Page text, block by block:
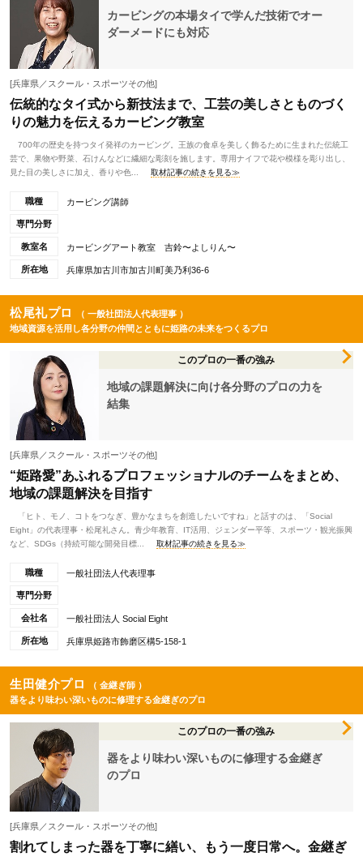
カービングの本場タイで学んだ技術でオー
ダーメードにも対応
[兵庫県／スクール・スポーツその他]
伝統的なタイ式から新技法まで、工芸の美しさとものづく
りの魅力を伝えるカービング教室
700年の歴史を持つタイ発祥のカービング。王族の食卓を美しく飾るために生まれた伝統工
芸で、果物や野菜、石けんなどに繊細な彫刻を施します。専用ナイフで花や模様を彫り出し、
見た目の美しさに加え、香りや色...
取材記事の続きを見る≫
職種 カービング講師
専門分野
教室名 カービングアート教室 吉鈴〜よしりん〜
所在地 兵庫県加古川市加古川町美乃利36-6
松尾礼プロ
（ 一般社団法人代表理事 ）
地域資源を活用し各分野の仲間とともに姫路の未来をつくるプロ
このプロの一番の強み
地域の課題解決に向け各分野のプロの力を
結集
[兵庫県／スクール・スポーツその他]
“姫路愛”あふれるプロフェッショナルのチームをまとめ、
地域の課題解決を目指す
「ヒト、モノ、コトをつなぎ、豊かなまちを創造したいですね」と話すのは、「Social
Eight」の代表理事・松尾礼さん。青少年教育、IT活用、ジェンダー平等、スポーツ・観光振興
など、SDGs（持続可能な開発目標...
取材記事の続きを見る≫
職種 一般社団法人代表理事
専門分野
会社名 一般社団法人 Social Eight
所在地 兵庫県姫路市飾磨区構5-158-1
生田健介プロ
（ 金継ぎ師 ）
器をより味わい深いものに修理する金継ぎのプロ
このプロの一番の強み
器をより味わい深いものに修理する金継ぎ
のプロ
[兵庫県／スクール・スポーツその他]
割れてしまった器を丁寧に繕い、もう一度日常へ。金継ぎ